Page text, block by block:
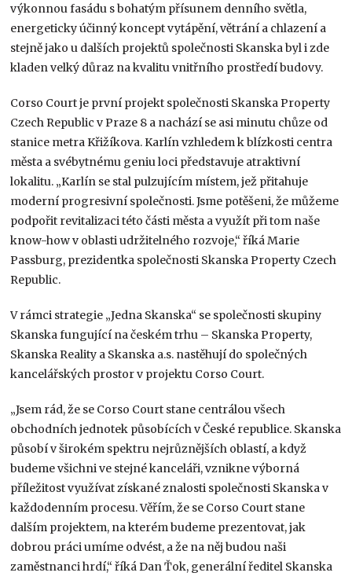
výkonnou fasádu s bohatým přísunem denního světla,
energeticky účinný koncept vytápění, větrání a chlazení a
stejně jako u dalších projektů společnosti Skanska byl i zde
kladen velký důraz na kvalitu vnitřního prostředí budovy.
Corso Court je první projekt společnosti Skanska Property
Czech Republic v Praze 8 a nachází se asi minutu chůze od
stanice metra Křižíkova. Karlín vzhledem k blízkosti centra
města a svébytnému geniu loci představuje atraktivní
lokalitu. „Karlín se stal pulzujícím místem, jež přitahuje
moderní progresivní společnosti. Jsme potěšeni, že můžeme
podpořit revitalizaci této části města a využít při tom naše
know-how v oblasti udržitelného rozvoje,“ říká Marie
Passburg, prezidentka společnosti Skanska Property Czech
Republic.
V rámci strategie „Jedna Skanska“ se společnosti skupiny
Skanska fungující na českém trhu – Skanska Property,
Skanska Reality a Skanska a.s. nastěhují do společných
kancelářských prostor v projektu Corso Court.
„Jsem rád, že se Corso Court stane centrálou všech
obchodních jednotek působících v České republice. Skanska
působí v širokém spektru nejrůznějších oblastí, a když
budeme všichni ve stejné kanceláři, vznikne výborná
příležitost využívat získané znalosti společnosti Skanska v
každodenním procesu. Věřím, že se Corso Court stane
dalším projektem, na kterém budeme prezentovat, jak
dobrou práci umíme odvést, a že na něj budou naši
zaměstnanci hrdí,“ říká Dan Ťok, generální ředitel Skanska